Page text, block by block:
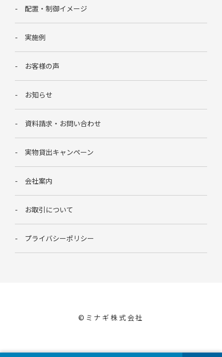
配置・制御イメージ
実施例
お客様の声
お知らせ
資料請求・お問い合わせ
実物貸出キャンペーン
会社案内
お取引について
プライバシーポリシー
©︎ミナギ株式会社